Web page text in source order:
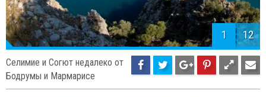
1 12
Селимие и Согют недалеко от
Бодрумы и Мармарисе